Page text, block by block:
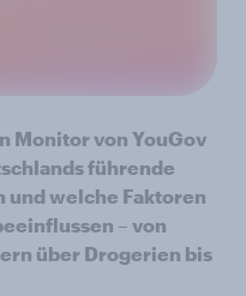
Monitor von YouGov
führende
und welche Faktoren
– von
über Drogerien bis